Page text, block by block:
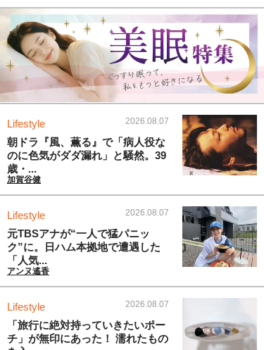
Lifestyle 2026.08.07
朝ドラ『風、薫る』で「病人役な
のに色気がダダ漏れ」と騒然。39
歳・...
加賀谷健
Lifestyle 2026.08.07
元TBSアナが“一人で猛パニッ
ク”に。日ハム本拠地で遭遇した
「人気...
アンヌ遙香
Lifestyle 2026.08.07
「旅行に絶対持っていきたいポー
チ」が無印にあった！ 濡れたもの